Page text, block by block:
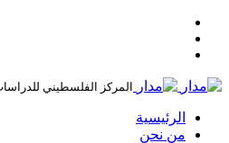
المركز الفلسطيني
الرئيسية
من نحن